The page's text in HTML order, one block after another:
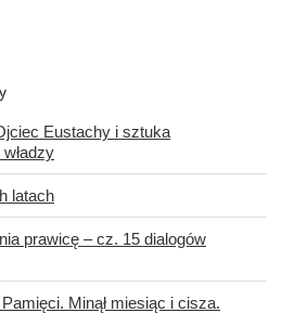
Eustachy i sztuka
władzy
latach
prawicę – cz. 15 dialogów
Minął miesiąc i cisza.